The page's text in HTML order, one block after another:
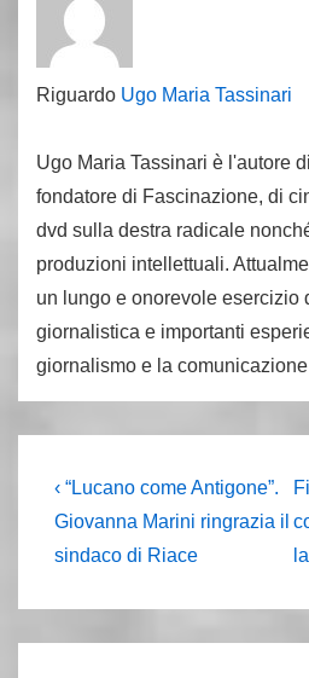
Riguardo Ugo Maria Tassinari
Ugo Maria Tassinari è l'autore
fondatore di Fascinazione, di
dvd sulla destra radicale
produzioni intellettuali.
un lungo e onorevole esercizio
giornalistica e importanti
giornalismo e la
Navigazione
articoli
L'articolo
precedente
è
‹ “Lucano come Antigone”.
Giovanna Marini ringrazia il
sindaco di Riace
Il